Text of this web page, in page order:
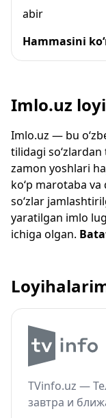
abir
Hammasini
Imlo.uz
Imlo.uz — bu
tilidagi
zamon yoshlari
ko‘p marotaba
so‘zlar
yaratilgan imlo
ichiga olgan.
TVinfo.uz —
завтра и